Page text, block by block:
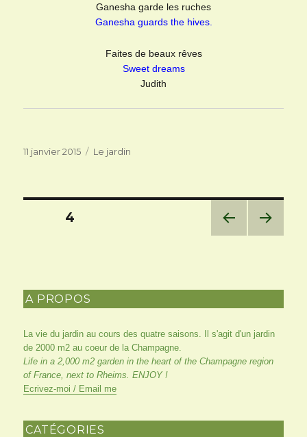
Ganesha garde les ruches
Ganesha guards the hives.
Faites de beaux rêves
Sweet dreams
Judith
Publié
11 janvier 2015 Catégories
Le jardin
Pagination
NTE
4
E
A PROPOS
La vie du jardin au cours des quatre saisons. Il s'agit d'un jardin
de 2000 m2 au coeur de la Champagne.
Life in a 2,000 m2 garden in the heart of the Champagne region
of France, next to Rheims. ENJOY !
Ecrivez-moi / Email me
CATÉGORIES